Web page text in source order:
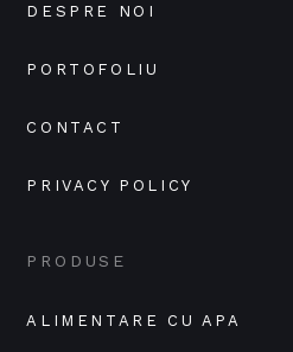
DESPRE NOI
PORTOFOLIU
CONTACT
PRIVACY POLICY
PRODUSE
ALIMENTARE CU APA